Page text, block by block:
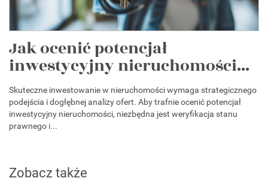
Jak ocenić potencjał
inwestycyjny nieruchomości...
Skuteczne inwestowanie w nieruchomości wymaga strategicznego
podejścia i dogłębnej analizy ofert. Aby trafnie ocenić potencjał
inwestycyjny nieruchomości, niezbędna jest weryfikacja stanu
prawnego i...
Zobacz także